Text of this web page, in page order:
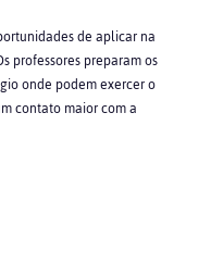
de aplicar na
professores preparam os
onde podem exercer o
contato maior com a